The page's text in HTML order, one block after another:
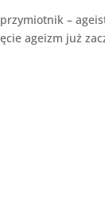
–
ageizm już